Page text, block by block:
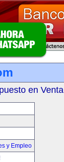
en Venta
y Empleo